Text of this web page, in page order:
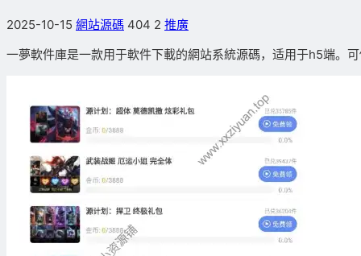
2025-10-15 網站源碼 404 2 推廣
一夢軟件庫是一款用于軟件下載的網站系統源碼，适用于h5端。